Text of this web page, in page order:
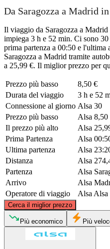
Da Saragozza a Madrid
Il viaggio da Saragozza a
impiega 3 h e 52 min. Ci sono
prima partenza a 00:50 e l'ultima
Saragozza a Madrid tramite
a 25,99 €. Il miglior prezzo per
Prezzo più basso
8,50 €
Durata del viaggio
3 h e 52
Connessione al giorno Alsa 30
Prezzo più basso
Alsa 8,50
Il prezzo più alto
Alsa
Prima Partenza
Alsa
Ultima partenza
Alsa
Distanza
Alsa
Partenza
Alsa
Arrivo
Alsa
Operatore di viaggio
Alsa Alsa
Cerca il miglior prezzo
Più economico Più